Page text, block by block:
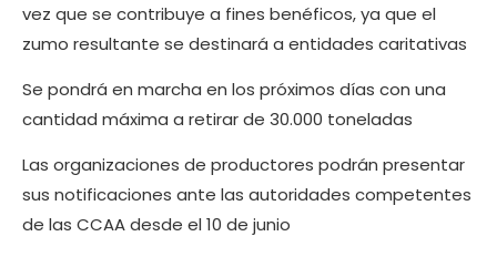
vez que se contribuye a fines benéficos, ya que el
zumo resultante se destinará a entidades caritativas
Se pondrá en marcha en los próximos días con una
cantidad máxima a retirar de 30.000 toneladas
Las organizaciones de productores podrán presentar
sus notificaciones ante las autoridades competentes
de las CCAA desde el 10 de junio